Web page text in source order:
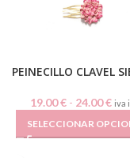
PEINECILLO CLAVEL
19.00€ - 24.00€ iva
SELECCIONAR